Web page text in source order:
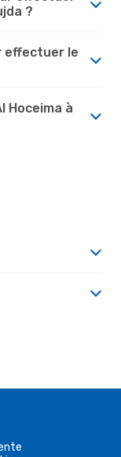
?
effectuer le
Hoceima à